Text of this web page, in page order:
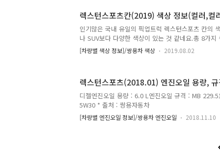
렉스턴스포츠칸(2019) 색상 정보(컬러,컬
인기많은 국내 유일의 픽업트럭 렉스턴스포츠 칸의
나 SUV보다 다양한 색상이 있는 것 같네요.총 8가지
색상은 5링크 서스펜션에 특정 옵션을 선택해야만 고
츠칸(2019) 색상 정보(컬러, 컬러코드,색상코드)그랜
드 순과 하기 차량별 색상 순 동일합니다.* 출처 : 쌍
[차량별 색상 정보]/쌍용차 색상 2019.08.02
렉스턴스포츠(2018.01) 엔진오일 용량,
디젤엔진오일 용량 : 6.0 L엔진오일 규격 : MB
5W30 * 출처 : 쌍용자동차
[차량별 엔진오일 정보]/쌍용차 엔진오일 2018.11.10